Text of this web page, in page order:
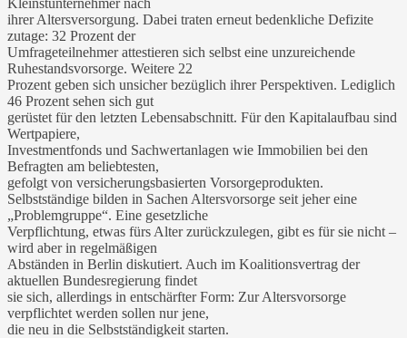
ihrer Altersversorgung. Dabei traten erneut bedenkliche Defizite
zutage: 32 Prozent der
Umfrageteilnehmer attestieren sich selbst eine unzureichende
Ruhestandsvorsorge. Weitere 22
Prozent geben sich unsicher bezüglich ihrer Perspektiven. Lediglich
46 Prozent sehen sich gut
gerüstet für den letzten Lebensabschnitt. Für den Kapitalaufbau sind
Wertpapiere,
Investmentfonds und Sachwertanlagen wie Immobilien bei den
Befragten am beliebtesten,
gefolgt von versicherungsbasierten Vorsorgeprodukten.
Selbstständige bilden in Sachen Altersvorsorge seit jeher eine
„Problemgruppe“. Eine gesetzliche
Verpflichtung, etwas fürs Alter zurückzulegen, gibt es für sie nicht –
wird aber in regelmäßigen
Abständen in Berlin diskutiert. Auch im Koalitionsvertrag der
aktuellen Bundesregierung findet
sie sich, allerdings in entschärfter Form: Zur Altersvorsorge
verpflichtet werden sollen nur jene,
die neu in die Selbstständigkeit starten.